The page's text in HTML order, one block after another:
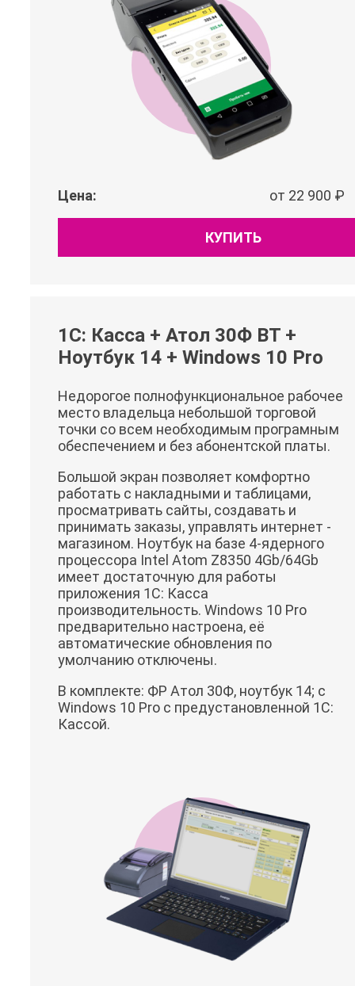
Цена: от 22 900 ₽
КУПИТЬ
1С: Касса + Атол 30Ф BT +
Ноутбук 14 + Windows 10 Pro
Недорогое полнофункциональное рабочее
место владельца небольшой торговой
точки со всем необходимым програмным
обеспечением и без абонентской платы.
Большой экран позволяет комфортно
работать с накладными и таблицами,
просматривать сайты, создавать и
принимать заказы, управлять интернет -
магазином. Ноутбук на базе 4-ядерного
процессора Intel Atom Z8350 4Gb/64Gb
имеет достаточную для работы
приложения 1С: Касса
производительность. Windows 10 Pro
предварительно настроена, её
автоматические обновления по
умолчанию отключены.
В комплекте: ФР Атол 30Ф, ноутбук 14; с
Windows 10 Pro с предустановленной 1С:
Кассой.